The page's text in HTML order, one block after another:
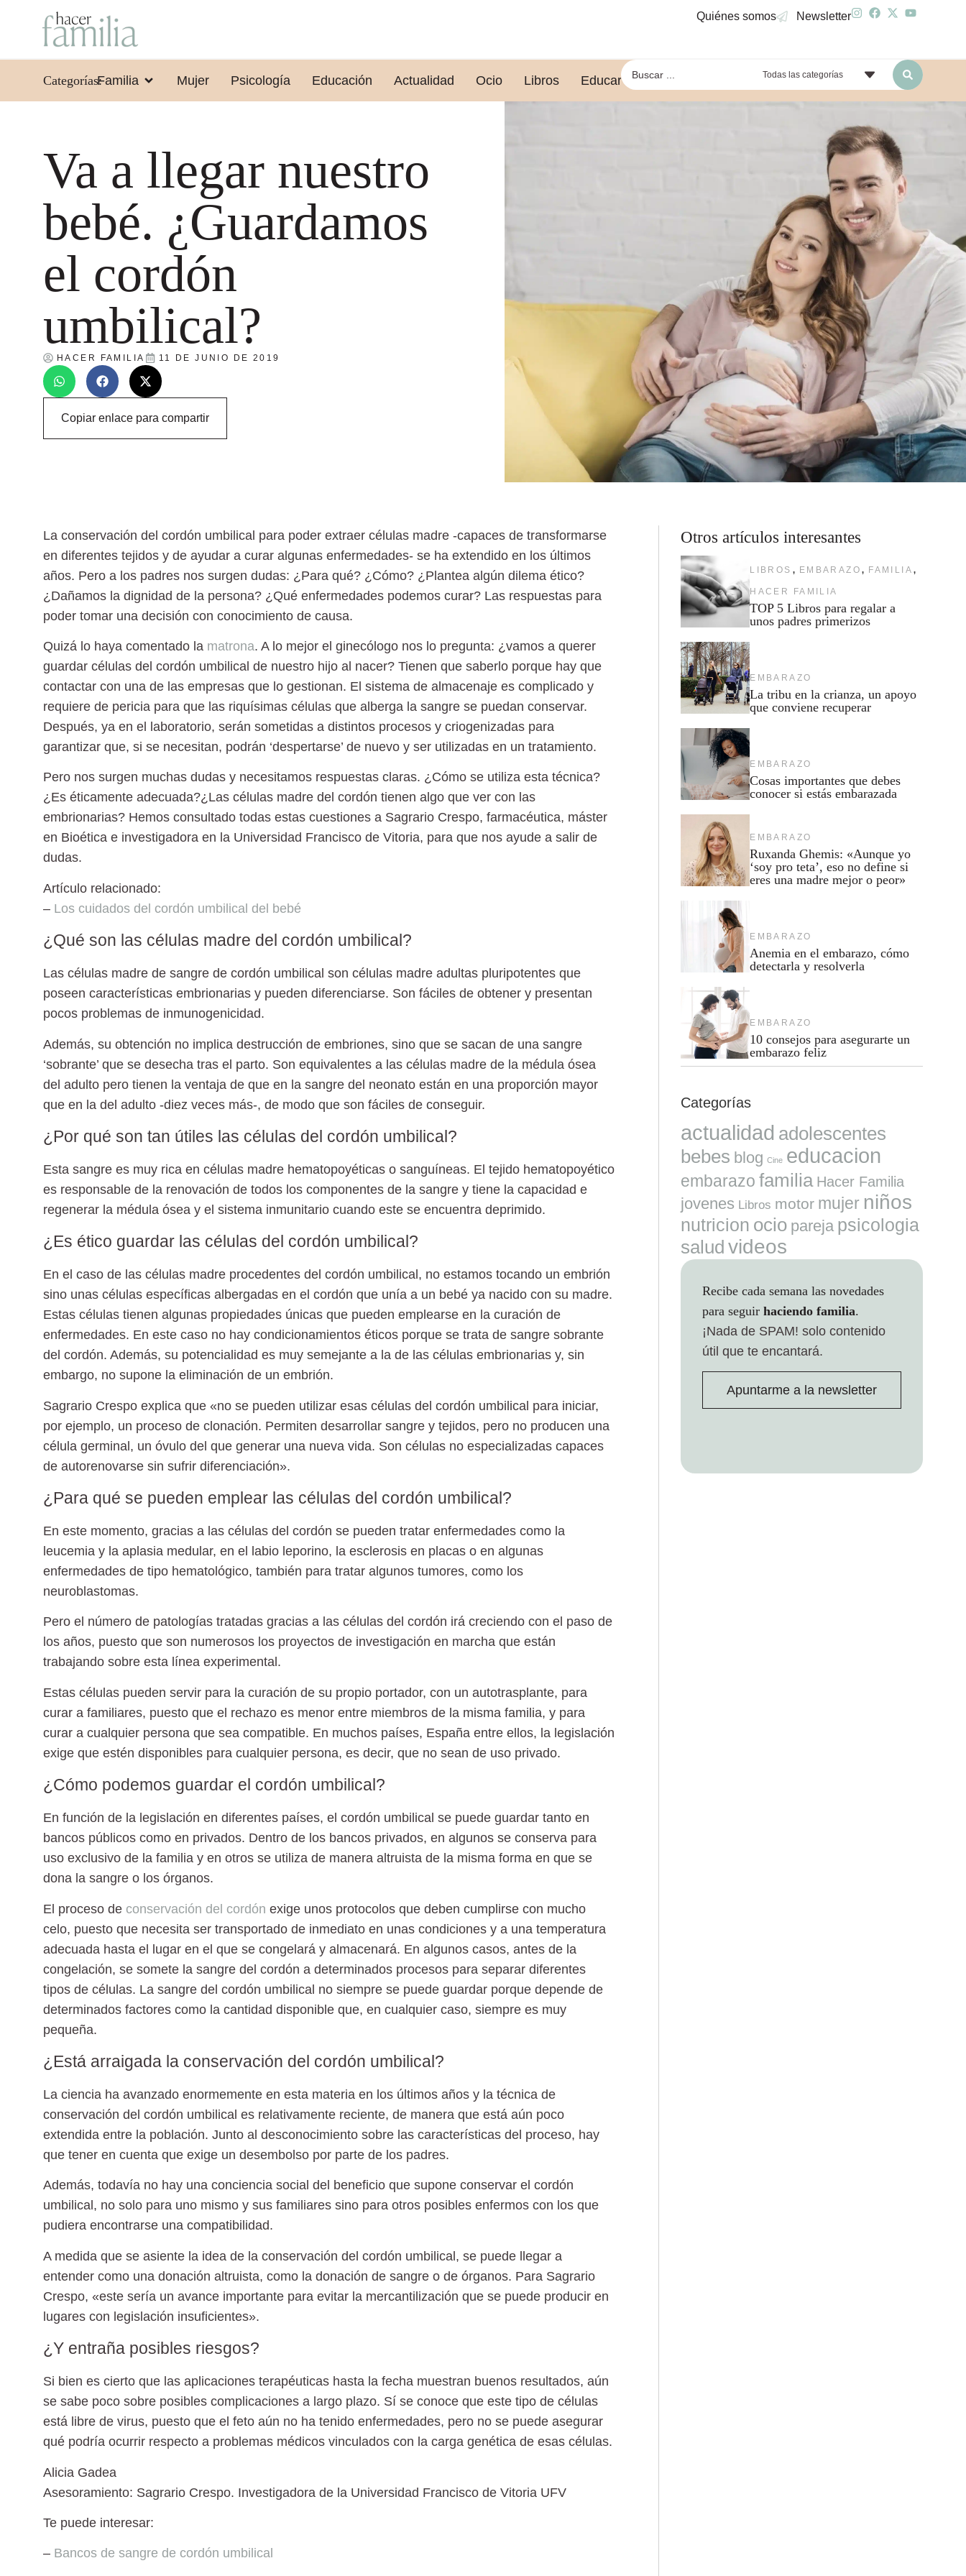
Quiénes somos Newsletter
Categorías:Familia Mujer Psicología Educación Actualidad Ocio Libros Educar leyendo Todas las categorías
Va a llegar nuestro
bebé. ¿Guardamos
el cordón
umbilical?
HACER FAMILIA 11 DE JUNIO DE 2019
Copiar enlace para compartir
La conservación del cordón umbilical para poder extraer células madre -capaces de transformarse
en diferentes tejidos y de ayudar a curar algunas enfermedades- se ha extendido en los últimos
años. Pero a los padres nos surgen dudas: ¿Para qué? ¿Cómo? ¿Plantea algún dilema ético?
¿Dañamos la dignidad de la persona? ¿Qué enfermedades podemos curar? Las respuestas para
poder tomar una decisión con conocimiento de causa.
Quizá lo haya comentado la matrona. A lo mejor el ginecólogo nos lo pregunta: ¿vamos a querer
guardar células del cordón umbilical de nuestro hijo al nacer? Tienen que saberlo porque hay que
contactar con una de las empresas que lo gestionan. El sistema de almacenaje es complicado y
requiere de pericia para que las riquísimas células que alberga la sangre se puedan conservar.
Después, ya en el laboratorio, serán sometidas a distintos procesos y criogenizadas para
garantizar que, si se necesitan, podrán ‘despertarse’ de nuevo y ser utilizadas en un tratamiento.
Pero nos surgen muchas dudas y necesitamos respuestas claras. ¿Cómo se utiliza esta técnica?
¿Es éticamente adecuada?¿Las células madre del cordón tienen algo que ver con las
embrionarias? Hemos consultado todas estas cuestiones a Sagrario Crespo, farmacéutica, máster
en Bioética e investigadora en la Universidad Francisco de Vitoria, para que nos ayude a salir de
dudas.
Artículo relacionado:
– Los cuidados del cordón umbilical del bebé
¿Qué son las células madre del cordón umbilical?
Las células madre de sangre de cordón umbilical son células madre adultas pluripotentes que
poseen características embrionarias y pueden diferenciarse. Son fáciles de obtener y presentan
pocos problemas de inmunogenicidad.
Además, su obtención no implica destrucción de embriones, sino que se sacan de una sangre
‘sobrante’ que se desecha tras el parto. Son equivalentes a las células madre de la médula ósea
del adulto pero tienen la ventaja de que en la sangre del neonato están en una proporción mayor
que en la del adulto -diez veces más-, de modo que son fáciles de conseguir.
¿Por qué son tan útiles las células del cordón umbilical?
Esta sangre es muy rica en células madre hematopoyéticas o sanguíneas. El tejido hematopoyético
es responsable de la renovación de todos los componentes de la sangre y tiene la capacidad e
regenerar la médula ósea y el sistema inmunitario cuando este se encuentra deprimido.
¿Es ético guardar las células del cordón umbilical?
En el caso de las células madre procedentes del cordón umbilical, no estamos tocando un embrión
sino unas células específicas albergadas en el cordón que unía a un bebé ya nacido con su madre.
Estas células tienen algunas propiedades únicas que pueden emplearse en la curación de
enfermedades. En este caso no hay condicionamientos éticos porque se trata de sangre sobrante
del cordón. Además, su potencialidad es muy semejante a la de las células embrionarias y, sin
embargo, no supone la eliminación de un embrión.
Sagrario Crespo explica que «no se pueden utilizar esas células del cordón umbilical para iniciar,
por ejemplo, un proceso de clonación. Permiten desarrollar sangre y tejidos, pero no producen una
célula germinal, un óvulo del que generar una nueva vida. Son células no especializadas capaces
de autorenovarse sin sufrir diferenciación».
¿Para qué se pueden emplear las células del cordón umbilical?
En este momento, gracias a las células del cordón se pueden tratar enfermedades como la
leucemia y la aplasia medular, en el labio leporino, la esclerosis en placas o en algunas
enfermedades de tipo hematológico, también para tratar algunos tumores, como los
neuroblastomas.
Pero el número de patologías tratadas gracias a las células del cordón irá creciendo con el paso de
los años, puesto que son numerosos los proyectos de investigación en marcha que están
trabajando sobre esta línea experimental.
Estas células pueden servir para la curación de su propio portador, con un autotrasplante, para
curar a familiares, puesto que el rechazo es menor entre miembros de la misma familia, y para
curar a cualquier persona que sea compatible. En muchos países, España entre ellos, la legislación
exige que estén disponibles para cualquier persona, es decir, que no sean de uso privado.
¿Cómo podemos guardar el cordón umbilical?
En función de la legislación en diferentes países, el cordón umbilical se puede guardar tanto en
bancos públicos como en privados. Dentro de los bancos privados, en algunos se conserva para
uso exclusivo de la familia y en otros se utiliza de manera altruista de la misma forma en que se
dona la sangre o los órganos.
El proceso de conservación del cordón exige unos protocolos que deben cumplirse con mucho
celo, puesto que necesita ser transportado de inmediato en unas condiciones y a una temperatura
adecuada hasta el lugar en el que se congelará y almacenará. En algunos casos, antes de la
congelación, se somete la sangre del cordón a determinados procesos para separar diferentes
tipos de células. La sangre del cordón umbilical no siempre se puede guardar porque depende de
determinados factores como la cantidad disponible que, en cualquier caso, siempre es muy
pequeña.
¿Está arraigada la conservación del cordón umbilical?
La ciencia ha avanzado enormemente en esta materia en los últimos años y la técnica de
conservación del cordón umbilical es relativamente reciente, de manera que está aún poco
extendida entre la población. Junto al desconocimiento sobre las características del proceso, hay
que tener en cuenta que exige un desembolso por parte de los padres.
Además, todavía no hay una conciencia social del beneficio que supone conservar el cordón
umbilical, no solo para uno mismo y sus familiares sino para otros posibles enfermos con los que
pudiera encontrarse una compatibilidad.
A medida que se asiente la idea de la conservación del cordón umbilical, se puede llegar a
entender como una donación altruista, como la donación de sangre o de órganos. Para Sagrario
Crespo, «este sería un avance importante para evitar la mercantilización que se puede producir en
lugares con legislación insuficientes».
¿Y entraña posibles riesgos?
Si bien es cierto que las aplicaciones terapéuticas hasta la fecha muestran buenos resultados, aún
se sabe poco sobre posibles complicaciones a largo plazo. Sí se conoce que este tipo de células
está libre de virus, puesto que el feto aún no ha tenido enfermedades, pero no se puede asegurar
qué podría ocurrir respecto a problemas médicos vinculados con la carga genética de esas células.
Alicia Gadea
Asesoramiento: Sagrario Crespo. Investigadora de la Universidad Francisco de Vitoria UFV
Te puede interesar:
– Bancos de sangre de cordón umbilical
Otros artículos interesantes
LIBROS , EMBARAZO , FAMILIA ,
HACER FAMILIA
TOP 5 Libros para regalar a
unos padres primerizos
EMBARAZO
La tribu en la crianza, un apoyo
que conviene recuperar
EMBARAZO
Cosas importantes que debes
conocer si estás embarazada
EMBARAZO
Ruxanda Ghemis: «Aunque yo
‘soy pro teta’, eso no define si
eres una madre mejor o peor»
EMBARAZO
Anemia en el embarazo, cómo
detectarla y resolverla
EMBARAZO
10 consejos para asegurarte un
embarazo feliz
Categorías
actualidad adolescentes
bebes blog Cine educacion
embarazo familia Hacer Familia
jovenes Libros motor mujer niños
nutricion ocio pareja psicologia
salud videos
Recibe cada semana las novedades
para seguir haciendo familia.
¡Nada de SPAM! solo contenido
útil que te encantará.
Apuntarme a la newsletter